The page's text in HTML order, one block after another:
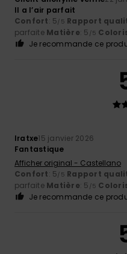
Il a l’air parfait
Confort: 5/5 Rapport
parfaite Matière: 5 /5
Je recommande ce
Iratxe15 janvier 2026
Fantastique
Afficher original - Castellano
Confort: 5/5 Rapport
parfaite Matière: 5 /5
Je recommande ce